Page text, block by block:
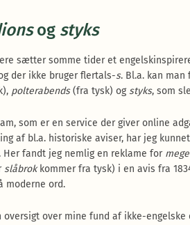
og styks
sætter somme tider et
der ikke bruger flertals-s. Bl.a. kan man
polterabends(fra tysk) ogstyks, som
som er en service der giver online
af bl.a. historiske aviser, har jeg
fandt jeg nemlig en reklame for
slåbrokkommer fra tysk) i en avis fra
moderne ord.
oversigt over mine fund af ikke-